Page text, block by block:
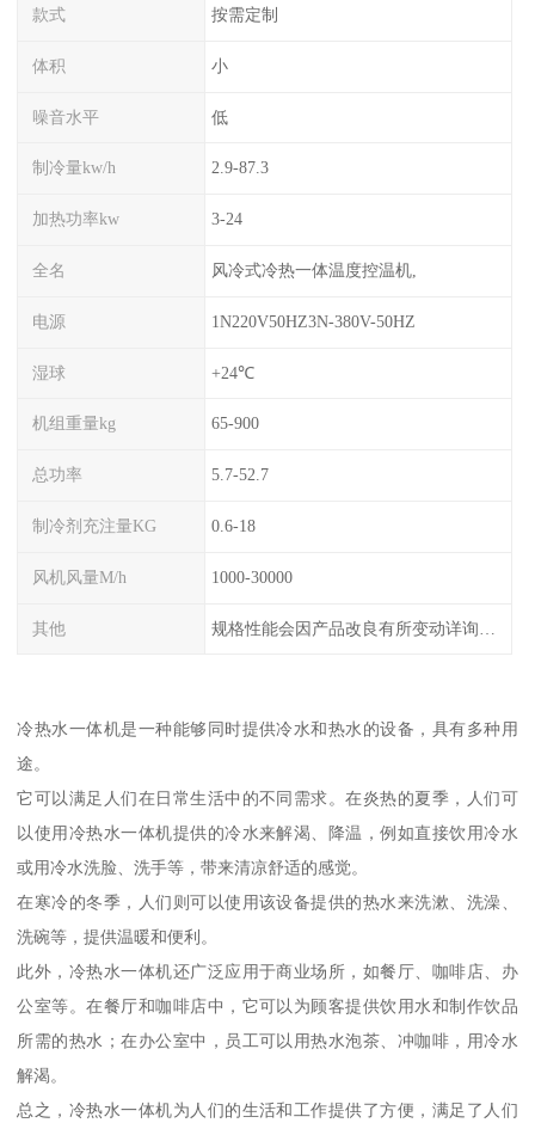
款式 按需定制
体积 小
噪音水平 低
制冷量kw/h 2.9-87.3
加热功率kw 3-24
全名 风冷式冷热一体温度控温机,
电源 1N220V50HZ3N-380V-50HZ
湿球 +24℃
机组重量kg 65-900
总功率 5.7-52.7
制冷剂充注量KG 0.6-18
风机风量M/h 1000-30000
其他
冷热水一体机是一种能够同时提供冷水和热水的设备，具有多种用
途。
它可以满足人们在日常生活中的不同需求。在炎热的夏季，人们可
以使用冷热水一体机提供的冷水来解渴、降温，例如直接饮用冷水
或用冷水洗脸、洗手等，带来清凉舒适的感觉。
在寒冷的冬季，人们则可以使用该设备提供的热水来洗漱、洗澡、
洗碗等，提供温暖和便利。
此外，冷热水一体机还广泛应用于商业场所，如餐厅、咖啡店、办
公室等。在餐厅和咖啡店中，它可以为顾客提供饮用水和制作饮品
所需的热水；在办公室中，员工可以用热水泡茶、冲咖啡，用冷水
解渴。
总之，冷热水一体机为人们的生活和工作提供了方便，满足了人们